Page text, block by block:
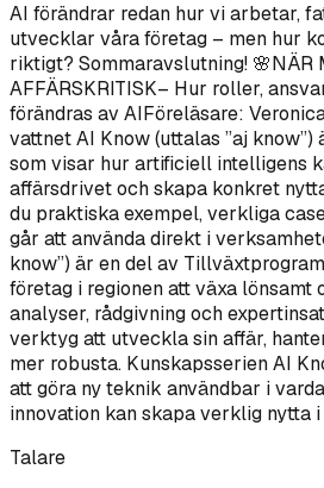
AI förändrar redan hur vi arbetar,
utvecklar våra företag – men hur
riktigt? Sommaravslutning! 🌸NÄR
AFFÄRSKRITISK– Hur roller,
förändras av AIFöreläsare:
vattnet AI Know (uttalas ”aj
som visar hur artificiell intelligens
affärsdrivet och skapa konkret
du praktiska exempel, verkliga
går att använda direkt i
know”) är en del av
företag i regionen att växa lönsamt
analyser, rådgivning och
verktyg att utveckla sin affär,
mer robusta. Kunskapsserien AI
att göra ny teknik användbar i
innovation kan skapa verklig nytta
Talare